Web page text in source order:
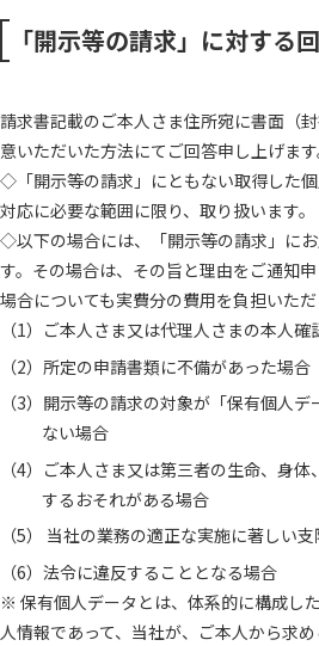
「開示等の請求」に対する
請求書記載のご本人さま住所宛に書面（
意いただいた方法にてご回答申し上げます
◇「開示等の請求」にともない取得した
対応に必要な範囲に限り、取り扱います。
◇以下の場合には、「開示等の請求」に
す。その場合は、その旨と理由をご通知
場合についても実費分の費用を負担いた
ご本人さま又は代理人さまの本人確
所定の申請書類に不備があった場合
開示等の請求の対象が「保有個人
ない場合
ご本人さま又は第三者の生命、身
するおそれがある場合
当社の業務の適正な実施に著しい
法令に違反することとなる場合
※ 保有個人データとは、体系的に構成し
人情報であって、当社が、ご本人から求